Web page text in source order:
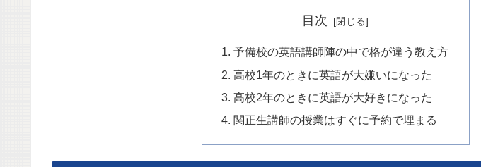
目次
予備校の英語講師陣の中で格が違う教え方
高校1年のときに英語が大嫌いになった
高校2年のときに英語が大好きになった
関正生講師の授業はすぐに予約で埋まる